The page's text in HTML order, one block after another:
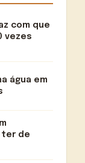
com que
vezes
água em
ter de